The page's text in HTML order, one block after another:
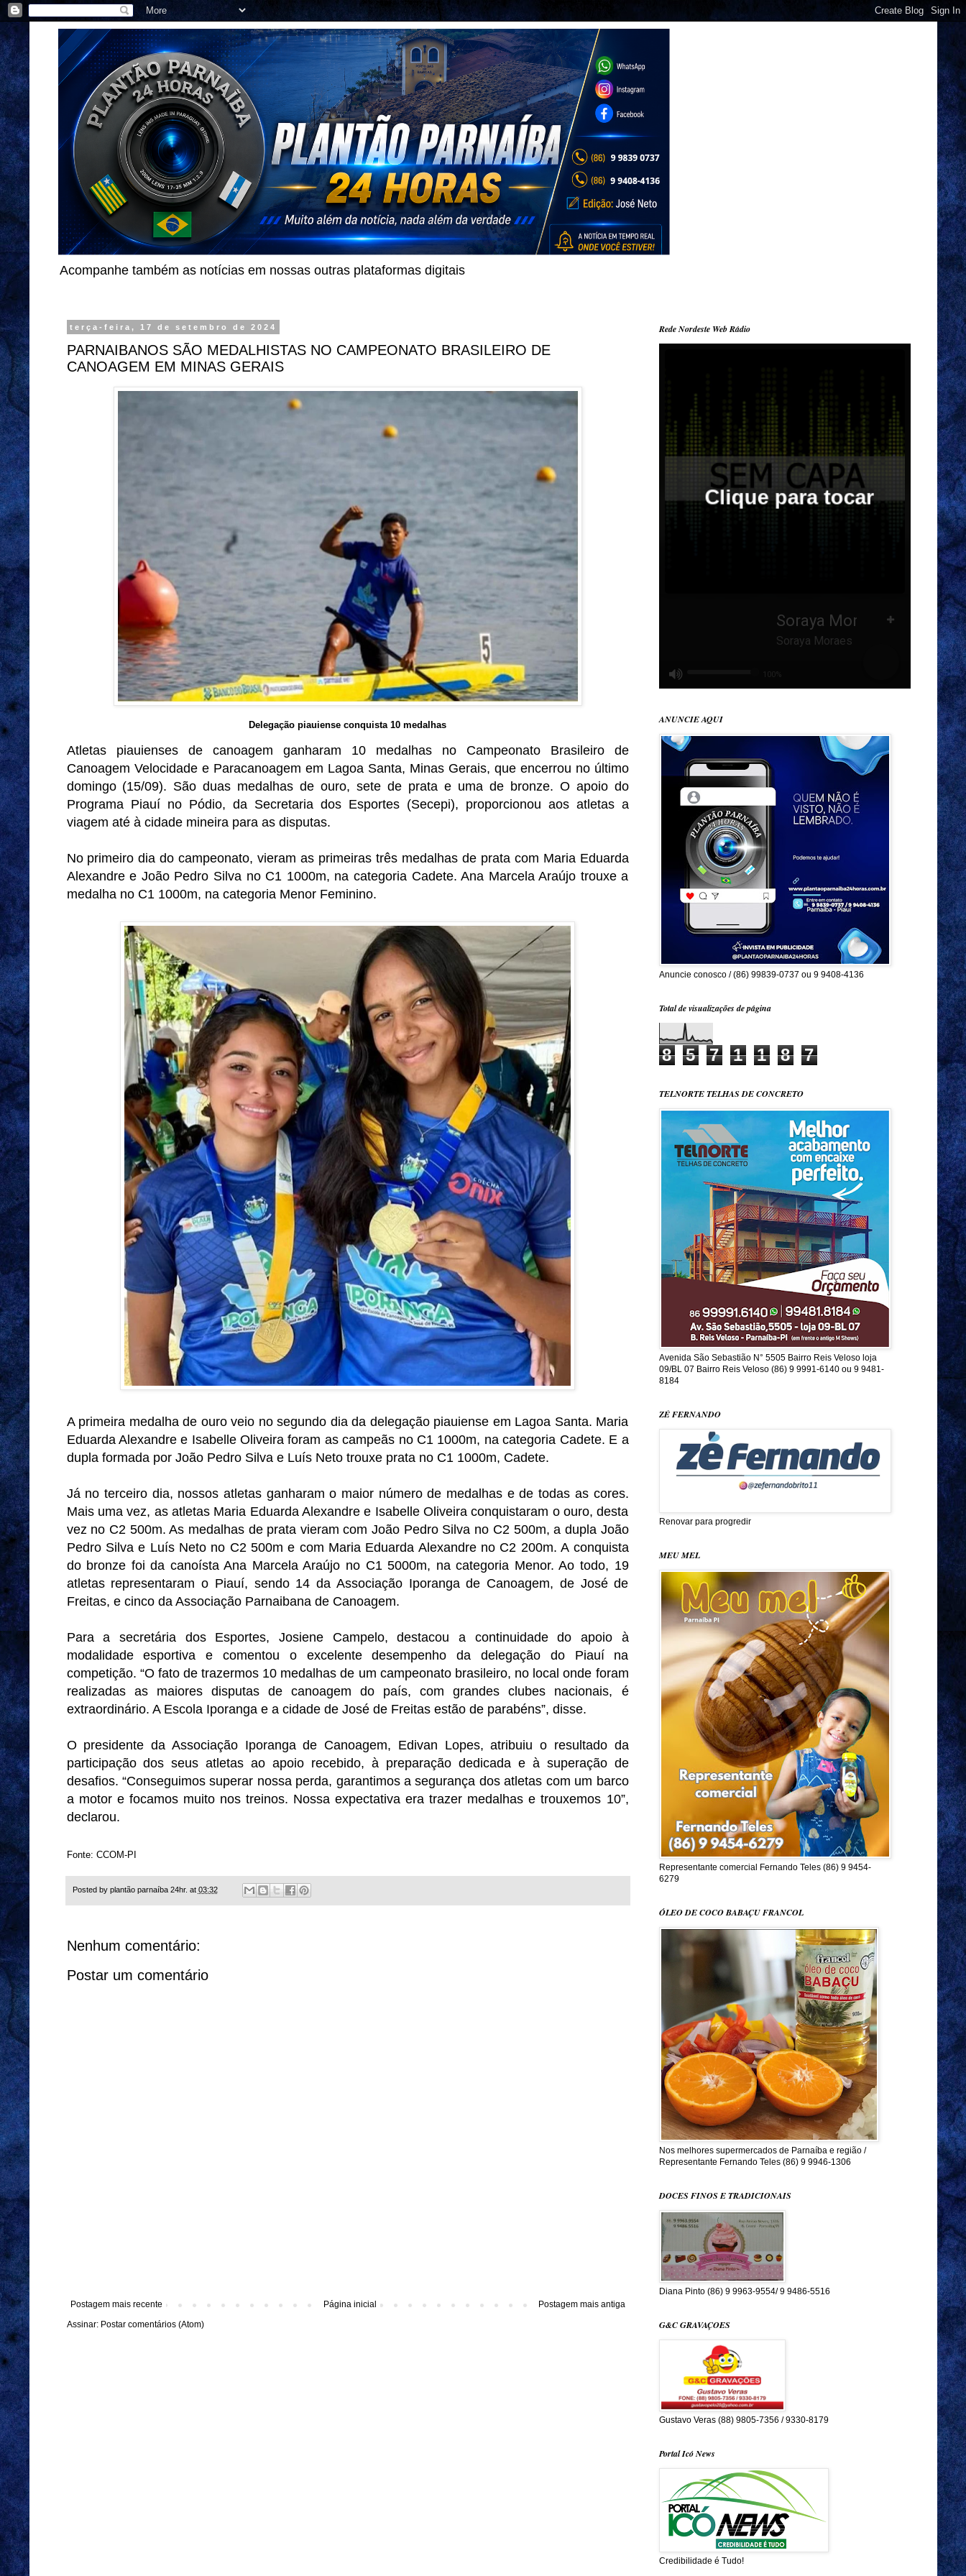
Acompanhe também as notícias em nossas outras plataformas digitais
terça-feira, 17 de setembro de 2024
PARNAIBANOS SÃO MEDALHISTAS NO CAMPEONATO BRASILEIRO DE
CANOAGEM EM MINAS GERAIS
Delegação piauiense conquista 10 medalhas
Atletas piauienses de canoagem ganharam 10 medalhas no Campeonato Brasileiro de
Canoagem Velocidade e Paracanoagem em Lagoa Santa, Minas Gerais, que encerrou no último
domingo (15/09). São duas medalhas de ouro, sete de prata e uma de bronze. O apoio do
Programa Piauí no Pódio, da Secretaria dos Esportes (Secepi), proporcionou aos atletas a
viagem até à cidade mineira para as disputas.
No primeiro dia do campeonato, vieram as primeiras três medalhas de prata com Maria Eduarda
Alexandre e João Pedro Silva no C1 1000m, na categoria Cadete. Ana Marcela Araújo trouxe a
medalha no C1 1000m, na categoria Menor Feminino.
A primeira medalha de ouro veio no segundo dia da delegação piauiense em Lagoa Santa. Maria
Eduarda Alexandre e Isabelle Oliveira foram as campeãs no C1 1000m, na categoria Cadete. E a
dupla formada por João Pedro Silva e Luís Neto trouxe prata no C1 1000m, Cadete.
Já no terceiro dia, nossos atletas ganharam o maior número de medalhas e de todas as cores.
Mais uma vez, as atletas Maria Eduarda Alexandre e Isabelle Oliveira conquistaram o ouro, desta
vez no C2 500m. As medalhas de prata vieram com João Pedro Silva no C2 500m, a dupla João
Pedro Silva e Luís Neto no C2 500m e com Maria Eduarda Alexandre no C2 200m. A conquista
do bronze foi da canoísta Ana Marcela Araújo no C1 5000m, na categoria Menor. Ao todo, 19
atletas representaram o Piauí, sendo 14 da Associação Iporanga de Canoagem, de José de
Freitas, e cinco da Associação Parnaibana de Canoagem.
Para a secretária dos Esportes, Josiene Campelo, destacou a continuidade do apoio à
modalidade esportiva e comentou o excelente desempenho da delegação do Piauí na
competição. “O fato de trazermos 10 medalhas de um campeonato brasileiro, no local onde foram
realizadas as maiores disputas de canoagem do país, com grandes clubes nacionais, é
extraordinário. A Escola Iporanga e a cidade de José de Freitas estão de parabéns”, disse.
O presidente da Associação Iporanga de Canoagem, Edivan Lopes, atribuiu o resultado da
participação dos seus atletas ao apoio recebido, à preparação dedicada e à superação de
desafios. “Conseguimos superar nossa perda, garantimos a segurança dos atletas com um barco
a motor e focamos muito nos treinos. Nossa expectativa era trazer medalhas e trouxemos 10”,
declarou.
Fonte: CCOM-PI
Posted by plantão parnaíba 24hr. at 03:32
Nenhum comentário:
Postar um comentário
Postagem mais recente Postagem mais antiga
Página inicial
Assinar: Postar comentários (Atom)
Rede Nordeste Web Rádio
ANUNCIE AQUI
Anuncie conosco / (86) 99839-0737 ou 9 9408-4136
Total de visualizações de página
8 5 7 1 1 8 7
TELNORTE TELHAS DE CONCRETO
Avenida São Sebastião N° 5505 Bairro Reis Veloso loja
09/BL 07 Bairro Reis Veloso (86) 9 9991-6140 ou 9 9481-
8184
ZÉ FERNANDO
Renovar para progredir
MEU MEL
Representante comercial Fernando Teles (86) 9 9454-
6279
ÓLEO DE COCO BABAÇU FRANCOL
Nos melhores supermercados de Parnaíba e região /
Representante Fernando Teles (86) 9 9946-1306
DOCES FINOS E TRADICIONAIS
Diana Pinto (86) 9 9963-9554/ 9 9486-5516
G&C GRAVAÇOES
Gustavo Veras (88) 9805-7356 / 9330-8179
Portal Icó News
Credibilidade é Tudo!